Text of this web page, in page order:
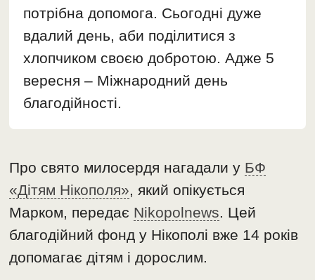
потрібна допомога. Сьогодні дуже
вдалий день, аби поділитися з
хлопчиком своєю добротою. Адже 5
вересня – Міжнародний день
благодійності.
Про свято милосердя нагадали у БФ
«Дітям Нікополя», який опікується
Марком, передає Nikopolnews. Цей
благодійний фонд у Нікополі вже 14 років
допомагає дітям і дорослим.